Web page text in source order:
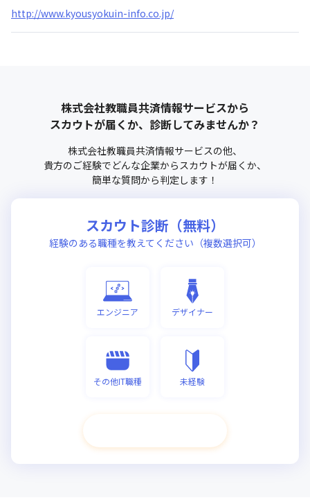
http://www.kyousyokuin-info.co.jp/
株式会社教職員共済情報サービスから
スカウトが届くか、診断してみませんか？
株式会社教職員共済情報サービスの他、
貴方のご経験でどんな企業からスカウトが届くか、
簡単な質問から判定します！
スカウト診断（無料）
経験のある職種を教えてください（複数選択可）
エンジニア デザイナー
その他IT職種 未経験